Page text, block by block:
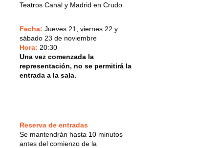
Teatros Canal y Madrid en Crudo
Fecha: Jueves 21, viernes 22 y
sábado 23 de noviembre
Hora: 20:30
Una vez comenzada la
representación, no se permitirá la
entrada a la sala.
Reserva de entradas
Se mantendrán hasta 10 minutos
antes del comienzo de la